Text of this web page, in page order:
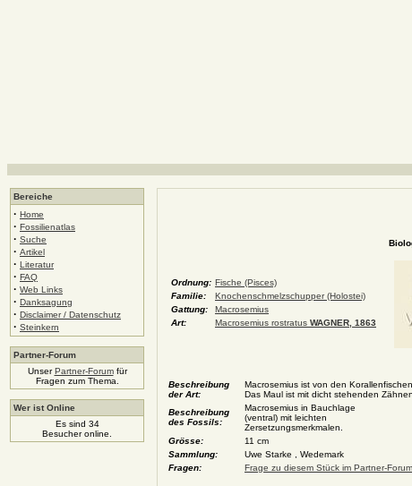
Bereiche
· Home
· Fossilienatlas
· Suche
· Artikel
· Literatur
· FAQ
· Web Links
· Danksagung
· Disclaimer / Datenschutz
· Steinkern
Partner-Forum
UnserPartner-Forumfür
Fragen zum Thema.
Wer ist Online
Es sind 34
Besucher online.
Ordnung: Fische (Pisces)
Familie:
Knochenschmelzschupper (Holostei)
Gattung:
Macrosemius
Art:
Macrosemius rostratus WAGNER, 1863
Beschreibung
der Art:
Macrosemius ist von den
Das Maul ist mit dicht stehenden
Beschreibung
des Fossils:
Macrosemius in Bauchlage
(ventral) mit leichten
Zersetzungsmerkmalen.
Grösse:
11 cm
Sammlung:
Uwe Starke , Wedemark
Fragen:
Frage zu diesem Stück im Partner-